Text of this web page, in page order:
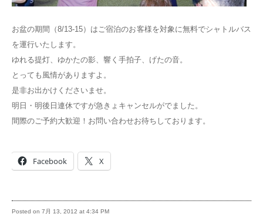
お盆の期間（8/13-15）はご宿泊のお客様を対象に無料でシャトルバス
を運行いたします。
ゆれる提灯、ゆかたの影、響く手拍子、げたの音。
とっても風情がありますよ。
是非お出かけくださいませ。
明日・明後日連休ですが急きょキャンセルがでました。
間際のご予約大歓迎！お問い合わせお待ちしております。
Facebook X
Posted on 7月 13, 2012 at 4:34 PM